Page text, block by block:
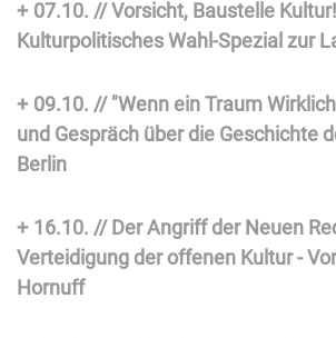
07.10. // Vorsicht, Baustelle Kultur!
Kulturpolitisches Wahl-Spezial zur
09.10. // "Wenn ein Traum
und Gespräch über die Geschichte
Berlin
16.10. // Der Angriff der Neuen
Verteidigung der offenen Kultur -
Hornuff